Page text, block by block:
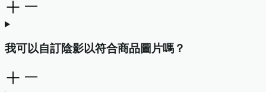
我可以自訂陰影以符合商品圖片嗎？